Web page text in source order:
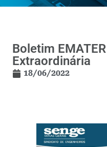
Boletim
Extraordinária
18/06/2022